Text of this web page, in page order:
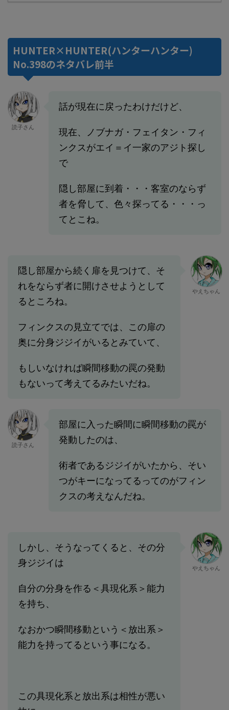
HUNTER×HUNTER(ハンターハンター)
No.398のネタバレ前半
読子さん
話が現在に戻ったわけだけど、
現在、ノブナガ・フェイタン・フィ
ンクスがエイ＝イ一家のアジト探し
で
隠し部屋に到着・・・客室のならず
者を脅して、色々探ってる・・・っ
てとこね。
隠し部屋から続く扉を見つけて、そ
れをならず者に開けさせようとして
るところね。
フィンクスの見立てでは、この扉の
奥に分身ジジイがいるとみていて、
もしいなければ瞬間移動の罠の発動
もないって考えてるみたいだね。
やえちゃん
読子さん
部屋に入った瞬間に瞬間移動の罠が
発動したのは、
術者であるジジイがいたから、そい
つがキーになってるってのがフィン
クスの考えなんだね。
しかし、そうなってくると、その分
身ジジイは
自分の分身を作る＜具現化系＞能力
を持ち、
なおかつ瞬間移動という＜放出系＞
能力を持ってるという事になる。
この具現化系と放出系は相性が悪い
やえちゃん